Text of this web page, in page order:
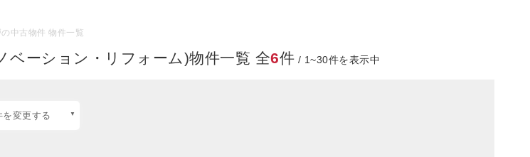
中古物件 物件一覧
ーション・リフォーム)物件一覧 全6件 / 1~30件を表示中
を変更する